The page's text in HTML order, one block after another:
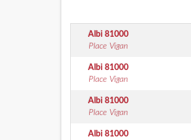
Albi 81000
Place Vigan
Albi 81000
Place Vigan
Albi 81000
Place Vigan
Albi 81000